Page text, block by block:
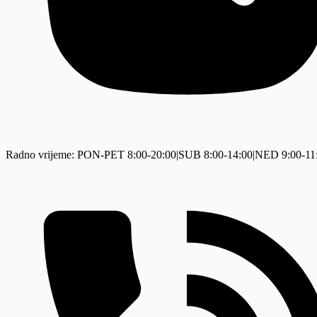
Radno vrijeme: PON-PET 8:00-20:00|SUB 8:00-14:00|NED 9:00-